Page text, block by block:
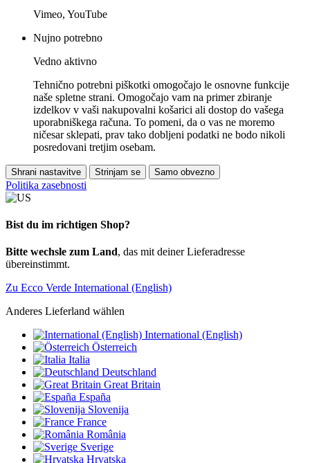
Vimeo, YouTube
Nujno potrebno
Vedno aktivno
Tehnično potrebni piškotki omogočajo le osnovne funkcije
naše spletne strani. Omogočajo vam na primer zbiranje
izdelkov v vaši nakupovalni košarici ali dostop do vašega
uporabniškega računa. To pomeni, da o vas ne moremo
ničesar sklepati, prav tako dobljeni podatki ne bodo nikoli
posredovani tretjim osebam.
Shrani nastavitve Strinjam se Samo obvezno
Politika zasebnosti
Bist du im richtigen Shop?
Bitte wechsle zum Land, das mit deiner Lieferadresse
übereinstimmt.
Zu Ecco Verde International (English)
Anderes Lieferland wählen
International (English)
Österreich
Italia
Deutschland
Great Britain
España
Slovenija
France
România
Sverige
Hrvatska